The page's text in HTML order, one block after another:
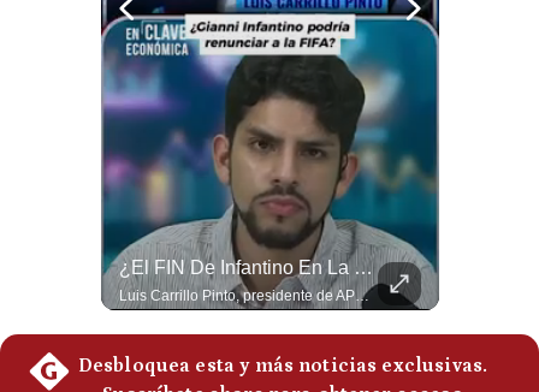
Gestión TV
Fotogalerías
gestion.pe
Y
Condiciones
¿El FIN De Infantino En La FIFA? El Grave Pronóstico Sobre Su Renuncia | #EnClaveEconómica
Luis Carrillo Pinto, presidente de APEMD pronostica meses muy difíciles para Infantino y sostiene que una mayor presión de la UEFA, junto con nuevas investigaciones periodísticas, podría llevarlo a dimitir. También menciona renuncias internas y acusaciones de que el proyecto fue impulsado por una sola persona. #GianniInfantino #FIFA #UEFA #LuisCarrilloPinto #APEMD #Futbol #NoticiasDeportivas #Mundial #Shorts 👉 Suscríbete y activa la campana para no perderte nuestro análisis diario. 🌎 Síguenos en nuestras redes sociales: 📌 Web oficial: https://gestion.pe/mundo/ 📌 LinkedIn: http://bit.ly/3HYIET0 📌 X (Twitter): http://bit.ly/4noZtX9 📌 TikTok: http://bit.ly/4evB6TO